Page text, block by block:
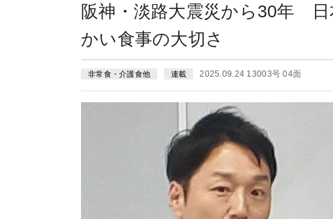
阪神・淡路大震災から30年 日
かい食事の大切さ
非常食・介護食他 連載 2025.09.24 13003号 04面